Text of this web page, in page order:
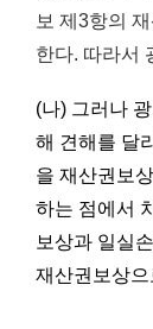
보 제3항의
한다. 따라서
(나) 그러나
해 견해를 달
을 재산권보
하는 점에서
보상과 일실
재산권보상으